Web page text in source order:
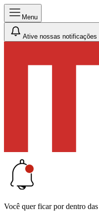
Menu
Ative nossas notificações
Você quer ficar por dentro